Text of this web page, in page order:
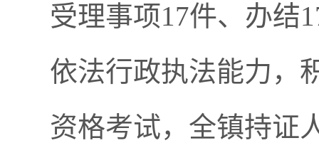
受理事项17件、办结
依法行政执法能力，
资格考试，全镇持证